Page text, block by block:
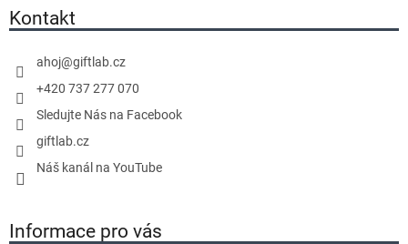
Kontakt
ahoj@giftlab.cz
+420 737 277 070
Sledujte Nás na Facebook
giftlab.cz
Náš kanál na YouTube
Informace pro vás